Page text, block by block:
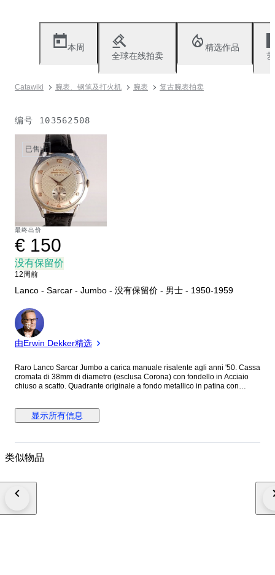
本周
全球在线拍卖
精选作品
Catawiki 腕表、钢笔及打火机 腕表 复古腕表拍卖
编号 103562508
已售出
最终出价
€ 150
没有保留价
12周前
Lanco - Sarcar - Jumbo - 没有保留价 - 男士 - 1950-1959
专
家
由Erwin Dekker精选
Raro Lanco Sarcar Jumbo a carica manuale risalente agli anni '50. Cassa
cromata di 38mm di diametro (esclusa Corona) con fondello in Acciaio
chiuso a scatto. Quadrante originale a fondo metallico in patina con
fibbia in Acciaio non logati. Movimento a carica manuale firmato Lanco
Cal.1022 in ottimo stato di funzionamento. Condizioni generali buone
Orologio molto bello e di grande fascino Vintage. Non possiede scatola
显示所有信息
类似物品